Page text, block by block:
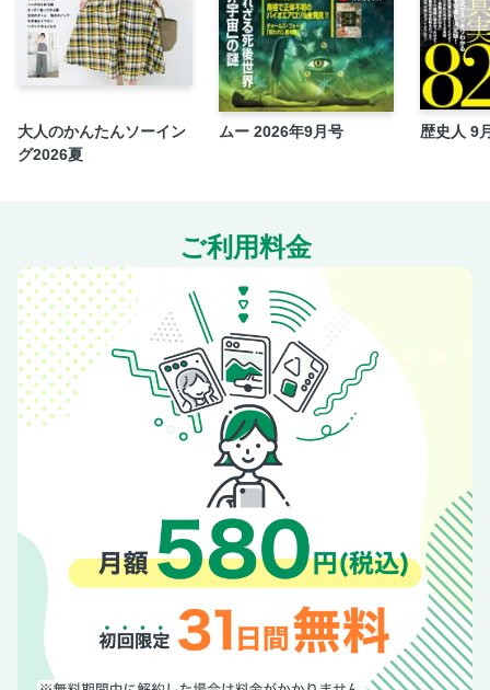
在地 文・成馬零一
［Close up TOKYO］Interview 田中司
（YOTSUYABOOKS）
Books 本 小川公代
今月の東京本
東京つれづれ日誌（195） 六月の水田、自由民権の町田
文・川本三郎
編集後記、次号予告
大人のかんたんソーイン
グ2026夏
ムー 2026年9月号 歴史人 9
ご利用料金